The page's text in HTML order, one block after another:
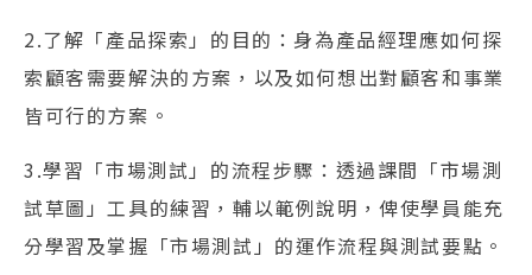
2.了解「產品探索」的目的：身為產品經理應如何探
索顧客需要解決的方案，以及如何想出對顧客和事業
皆可行的方案。
3.學習「市場測試」的流程步驟：透過課間「市場測
試草圖」工具的練習，輔以範例說明，俾使學員能充
分學習及掌握「市場測試」的運作流程與測試要點。